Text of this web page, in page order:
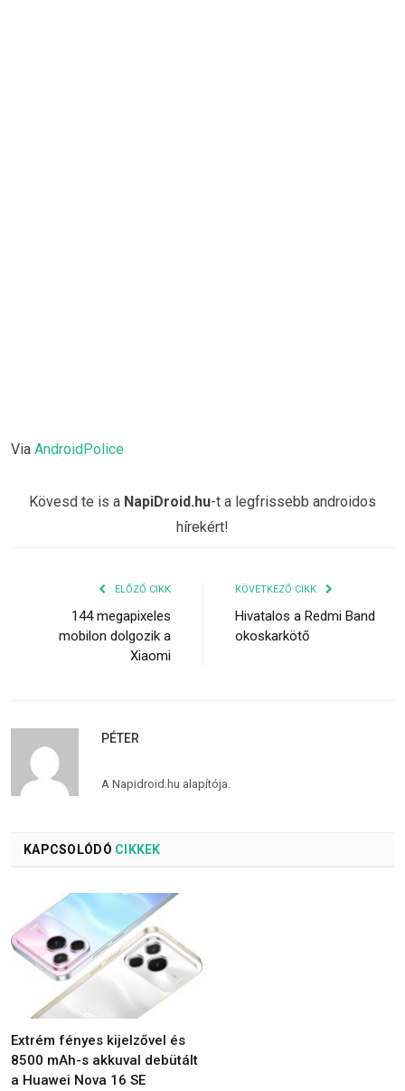
Via AndroidPolice
Kövesd te is a NapiDroid.hu-t a legfrissebb androidos
hírekért!
ELŐZŐ CIKK
144 megapixeles
mobilon dolgozik a
Xiaomi
KÖVETKEZŐ CIKK
Hivatalos a Redmi Band
okoskarkötő
PÉTER
A Napidroid.hu alapítója.
KAPCSOLÓDÓ CIKKEK
Extrém fényes kijelzővel és
8500 mAh-s akkuval debütált
a Huawei Nova 16 SE